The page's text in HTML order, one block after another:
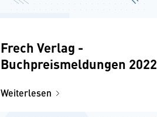
Frech Verlag -
Buchpreismeldungen 2022
Weiterlesen